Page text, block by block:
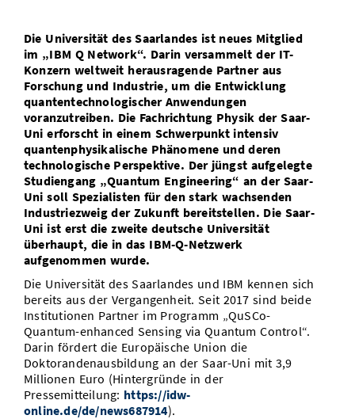
Open Science/Open Access
Zahlen & Fakten
Kontakt
SIC Merchandise
SIC Podcast
Anfahrt
AnsprechpartnerInnen, Personen, Forschungsgruppen
Termine, Vorträge und Veranstaltungen
Alumni
Die Universität des Saarlandes ist neues Mitglied
im „IBM Q Network“. Darin versammelt der IT-
Konzern weltweit herausragende Partner aus
Forschung und Industrie, um die Entwicklung
quantentechnologischer Anwendungen
voranzutreiben. Die Fachrichtung Physik der Saar-
Uni erforscht in einem Schwerpunkt intensiv
quantenphysikalische Phänomene und deren
technologische Perspektive. Der jüngst aufgelegte
Studiengang „Quantum Engineering“ an der Saar-
Uni soll Spezialisten für den stark wachsenden
Industriezweig der Zukunft bereitstellen. Die Saar-
Uni ist erst die zweite deutsche Universität
überhaupt, die in das IBM-Q-Netzwerk
aufgenommen wurde.
Die Universität des Saarlandes und IBM kennen sich
bereits aus der Vergangenheit. Seit 2017 sind beide
Institutionen Partner im Programm „QuSCo-
Quantum-enhanced Sensing via Quantum Control“.
Darin fördert die Europäische Union die
Doktorandenausbildung an der Saar-Uni mit 3,9
Millionen Euro (Hintergründe in der
Pressemitteilung: https://idw-
online.de/de/news687914).